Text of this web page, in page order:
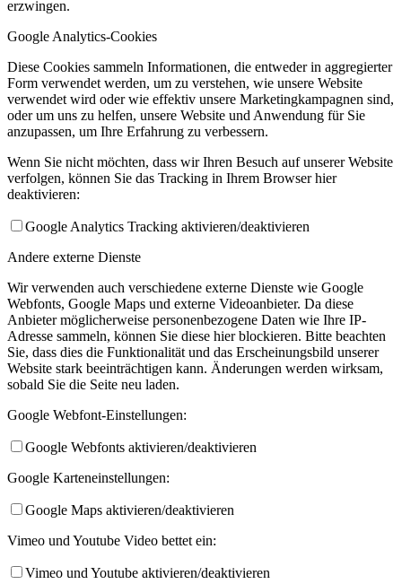
erzwingen.
Google Analytics-Cookies
Diese Cookies sammeln Informationen, die entweder in aggregierter
Form verwendet werden, um zu verstehen, wie unsere Website
verwendet wird oder wie effektiv unsere Marketingkampagnen sind,
oder um uns zu helfen, unsere Website und Anwendung für Sie
anzupassen, um Ihre Erfahrung zu verbessern.
Wenn Sie nicht möchten, dass wir Ihren Besuch auf unserer Website
verfolgen, können Sie das Tracking in Ihrem Browser hier
deaktivieren:
Google Analytics Tracking aktivieren/deaktivieren
Andere externe Dienste
Wir verwenden auch verschiedene externe Dienste wie Google
Webfonts, Google Maps und externe Videoanbieter. Da diese
Anbieter möglicherweise personenbezogene Daten wie Ihre IP-
Adresse sammeln, können Sie diese hier blockieren. Bitte beachten
Sie, dass dies die Funktionalität und das Erscheinungsbild unserer
Website stark beeinträchtigen kann. Änderungen werden wirksam,
sobald Sie die Seite neu laden.
Google Webfont-Einstellungen:
Google Webfonts aktivieren/deaktivieren
Google Karteneinstellungen:
Google Maps aktivieren/deaktivieren
Vimeo und Youtube Video bettet ein:
Vimeo und Youtube aktivieren/deaktivieren